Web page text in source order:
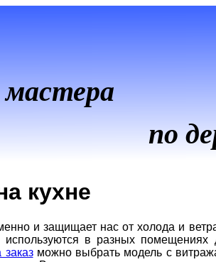
мастера
по
кухне
и защищает нас от холода и
используются в разных
заказможно выбрать модель с